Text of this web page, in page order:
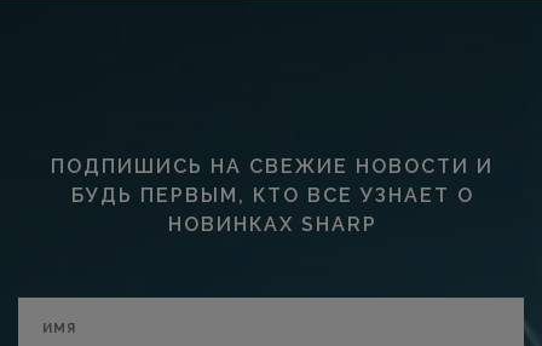
ПОДПИШИСЬ НА СВЕЖИЕ НОВОСТИ И
БУДЬ ПЕРВЫМ, КТО ВСЕ УЗНАЕТ О
НОВИНКАХ SHARP